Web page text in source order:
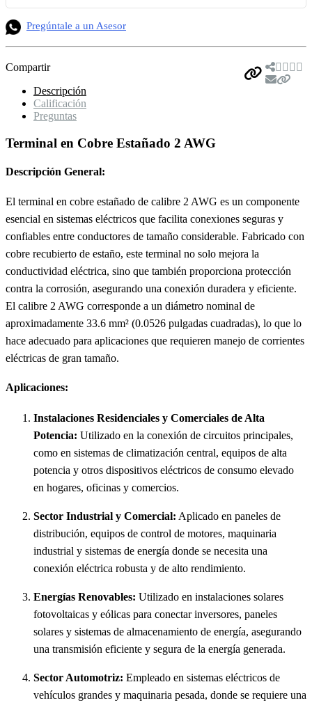
Pregúntale a un Asesor
Compartir
Descripción
Calificación
Preguntas
Terminal en Cobre Estañado 2 AWG
Descripción General:
El terminal en cobre estañado de calibre 2 AWG es un componente
esencial en sistemas eléctricos que facilita conexiones seguras y
confiables entre conductores de tamaño considerable. Fabricado con
cobre recubierto de estaño, este terminal no solo mejora la
conductividad eléctrica, sino que también proporciona protección
contra la corrosión, asegurando una conexión duradera y eficiente.
El calibre 2 AWG corresponde a un diámetro nominal de
aproximadamente 33.6 mm² (0.0526 pulgadas cuadradas), lo que lo
hace adecuado para aplicaciones que requieren manejo de corrientes
eléctricas de gran tamaño.
Aplicaciones:
Instalaciones Residenciales y Comerciales de Alta
Potencia: Utilizado en la conexión de circuitos principales,
como en sistemas de climatización central, equipos de alta
potencia y otros dispositivos eléctricos de consumo elevado
en hogares, oficinas y comercios.
Sector Industrial y Comercial: Aplicado en paneles de
distribución, equipos de control de motores, maquinaria
industrial y sistemas de energía donde se necesita una
conexión eléctrica robusta y de alto rendimiento.
Energías Renovables: Utilizado en instalaciones solares
fotovoltaicas y eólicas para conectar inversores, paneles
solares y sistemas de almacenamiento de energía, asegurando
una transmisión eficiente y segura de la energía generada.
Sector Automotriz: Empleado en sistemas eléctricos de
vehículos grandes y maquinaria pesada, donde se requiere una